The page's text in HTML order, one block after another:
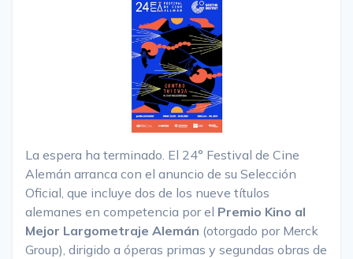
La espera ha terminado. El 24° Festival de Cine
Alemán arranca con el anuncio de su Selección
Oficial, que incluye dos de los nueve títulos
alemanes en competencia por el Premio Kino al
Mejor Largometraje Alemán (otorgado por Merck
Group), dirigido a óperas primas y segundas obras de